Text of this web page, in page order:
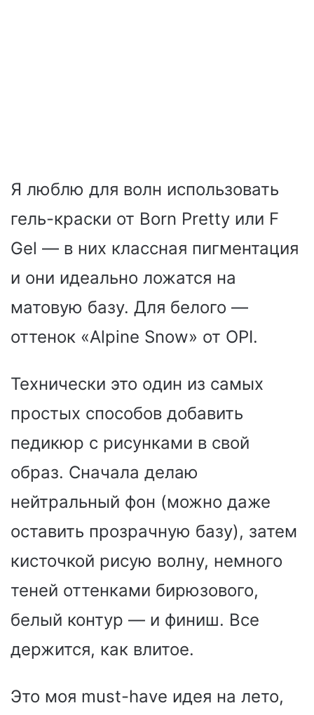
Я люблю для волн использовать
гель-краски от Born Pretty или F
Gel — в них классная пигментация
и они идеально ложатся на
матовую базу. Для белого —
оттенок «Alpine Snow» от OPI.
Технически это один из самых
простых способов добавить
педикюр с рисунками в свой
образ. Сначала делаю
нейтральный фон (можно даже
оставить прозрачную базу), затем
кисточкой рисую волну, немного
теней оттенками бирюзового,
белый контур — и финиш. Все
держится, как влитое.
Это моя must-have идея на лето,